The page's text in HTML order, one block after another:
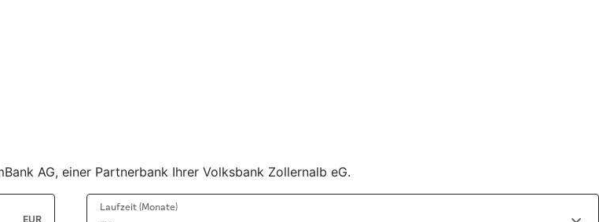
AG, einer Partnerbank Ihrer Volksbank Zollernalb eG.